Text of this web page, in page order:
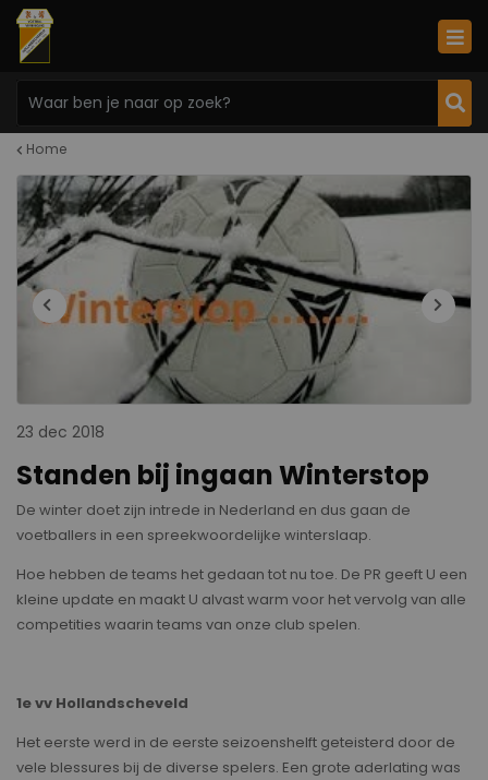
Home
23 dec 2018
Standen bij ingaan Winterstop
De winter doet zijn intrede in Nederland en dus gaan de
voetballers in een spreekwoordelijke winterslaap.
Hoe hebben de teams het gedaan tot nu toe. De PR geeft U een
kleine update en maakt U alvast warm voor het vervolg van alle
competities waarin teams van onze club spelen.
1e vv Hollandscheveld
Het eerste werd in de eerste seizoenshelft geteisterd door de
vele blessures bij de diverse spelers. Een grote aderlating was